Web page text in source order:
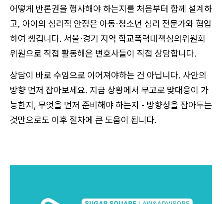
어떻게 반론권을 행사해야 하는지를 처음부터 함께 설계하
고, 아이의 심리적 안정은 아동·청소년 심리 전문가와 협업
하여 챙깁니다. 서울·경기 지역 학교폭력대책심의위원회
위원으로 직접 활동해온 변호사들이 직접 상담합니다.
상담이 바로 수임으로 이어져야하는 건 아닙니다. 사안의
방향 먼저 잡아보세요. 지금 상황에서 무고로 맞대응이 가
능한지, 무엇을 먼저 준비해야 하는지 - 방향성을 잡아두는
것만으로도 이후 절차에 큰 도움이 됩니다.